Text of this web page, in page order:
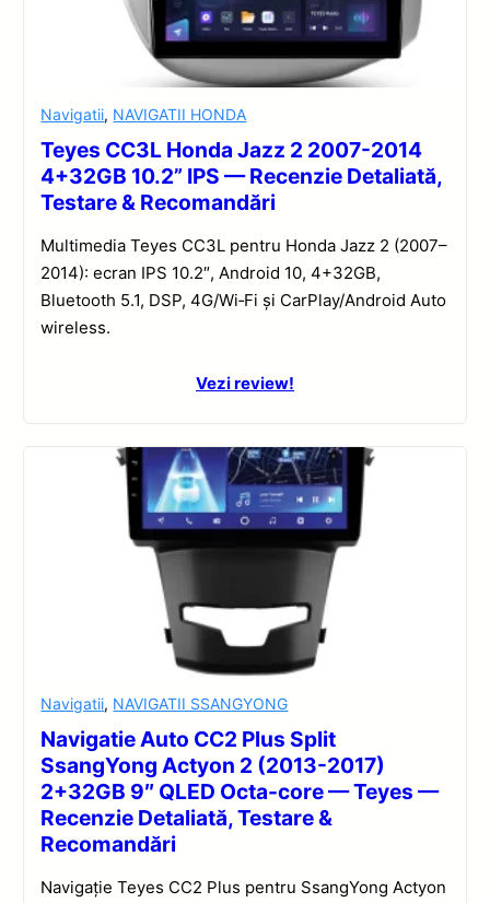
Navigatii, NAVIGATII HONDA
Teyes CC3L Honda Jazz 2 2007-2014
4+32GB 10.2” IPS — Recenzie Detaliată,
Testare & Recomandări
Multimedia Teyes CC3L pentru Honda Jazz 2 (2007–
2014): ecran IPS 10.2″, Android 10, 4+32GB,
Bluetooth 5.1, DSP, 4G/Wi‑Fi și CarPlay/Android Auto
wireless.
Vezi review!
Navigatii, NAVIGATII SSANGYONG
Navigatie Auto CC2 Plus Split
SsangYong Actyon 2 (2013-2017)
2+32GB 9″ QLED Octa-core — Teyes —
Recenzie Detaliată, Testare &
Recomandări
Navigație Teyes CC2 Plus pentru SsangYong Actyon